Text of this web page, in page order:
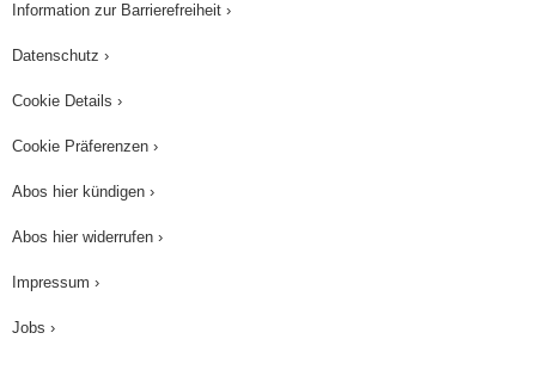
Wasser und weitere 34 ATPs. Die Moleküle NAD
plus stehen wieder für die Glykolyse zur
Milchsäuregärung oder 2 Mol Ethanol durch
alkoholische Gärung. NADH überträgt dabei
gwonnen. Die Glykolyse ist also unter aeroben
Information zur Barrierefreiheit ›
Datenschutz ›
Cookie Details ›
Cookie Präferenzen ›
Abos hier kündigen ›
Abos hier widerrufen ›
Impressum ›
Jobs ›